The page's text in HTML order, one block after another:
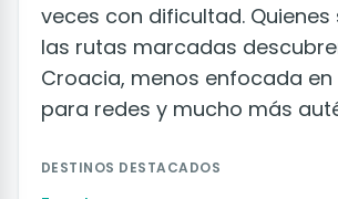
veces con dificultad. Quienes
las rutas marcadas
Croacia, menos enfocada
para redes y mucho más
DESTINOS DESTACADOS